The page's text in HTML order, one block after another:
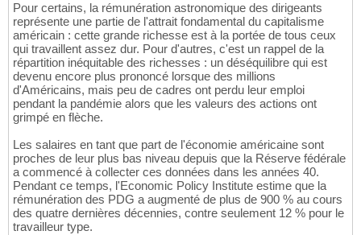
Pour certains, la rémunération astronomique des dirigeants
représente une partie de l'attrait fondamental du capitalisme
américain : cette grande richesse est à la portée de tous ceux
qui travaillent assez dur. Pour d'autres, c'est un rappel de la
répartition inéquitable des richesses : un déséquilibre qui est
devenu encore plus prononcé lorsque des millions
d'Américains, mais peu de cadres ont perdu leur emploi
pendant la pandémie alors que les valeurs des actions ont
grimpé en flèche.
Les salaires en tant que part de l'économie américaine sont
proches de leur plus bas niveau depuis que la Réserve fédérale
a commencé à collecter ces données dans les années 40.
Pendant ce temps, l'Economic Policy Institute estime que la
rémunération des PDG a augmenté de plus de 900 % au cours
des quatre dernières décennies, contre seulement 12 % pour le
travailleur type.